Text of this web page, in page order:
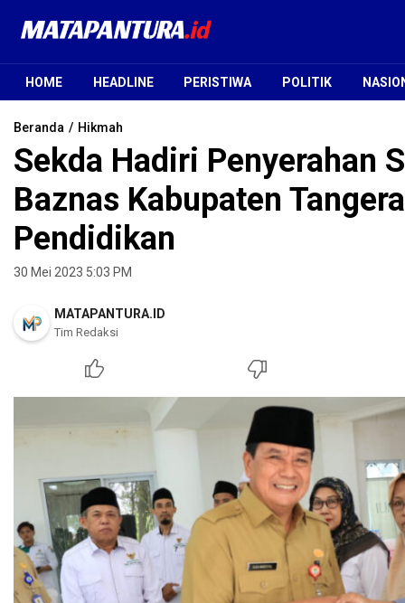
Mata Pantura
Jendela Informasi Terpercaya
HOME HEADLINE PERISTIWA POLITIK
Beranda Hikmah
Sekda Hadiri Penyerahan
Baznas Kabupaten
Pendidikan
30 Mei 2023 5:03 PM
MATAPANTURA.ID
Tim Redaksi